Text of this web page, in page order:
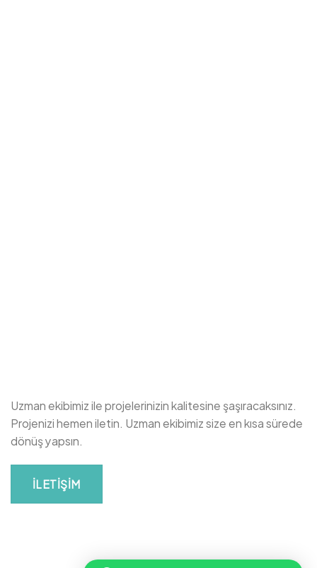
Uzman ekibimiz ile projelerinizin kalitesine şaşıracaksınız.
Projenizi hemen iletin. Uzman ekibimiz size en kısa sürede
dönüş yapsın.
İLETIŞIM